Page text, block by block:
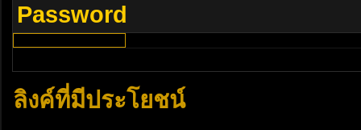
Password
ลิงค์ที่มีประโยชน์